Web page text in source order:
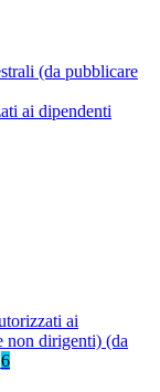
(da pubblicare
ai dipendenti
ai
non dirigenti) (da
6